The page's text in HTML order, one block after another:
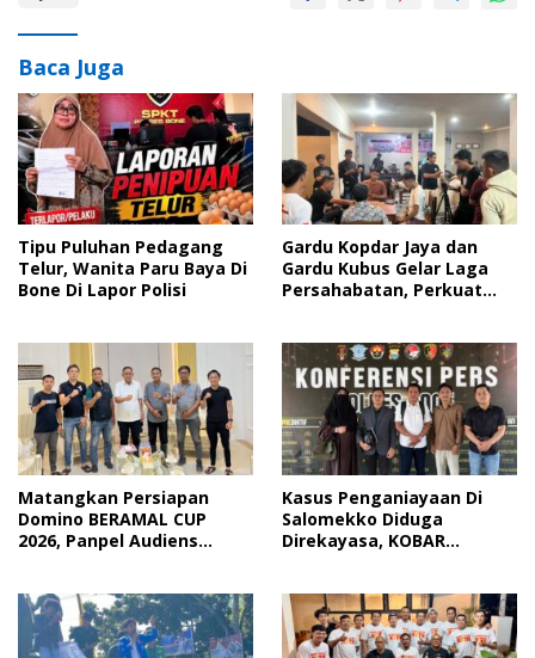
Baca Juga
Tipu Puluhan Pedagang
Telur, Wanita Paru Baya Di
Bone Di Lapor Polisi
Gardu Kopdar Jaya dan
Gardu Kubus Gelar Laga
Persahabatan, Perkuat
Matangkan Persiapan
Domino BERAMAL CUP
2026, Panpel Audiens
Kasus Penganiayaan Di
Salomekko Diduga
Direkayasa, KOBAR